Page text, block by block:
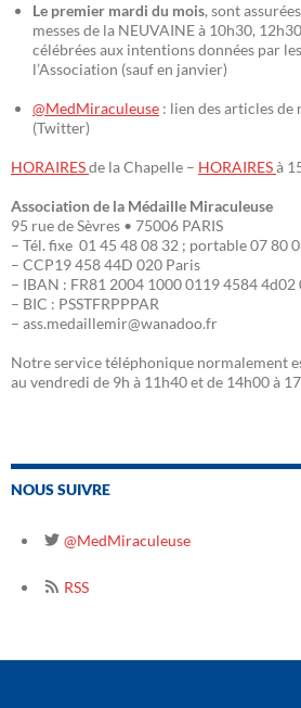
Le premier mardi du mois, sont
messes de la NEUVAINE à 10h30,
célébrées aux intentions données par
l’Association (sauf en janvier)
@MedMiraculeuse : lien des articles
(Twitter)
HORAIRESde la Chapelle – HORAIRESà
Association de la Médaille Miraculeuse
95 rue de Sèvres • 75006 PARIS
– Tél. fixe 01 45 48 08 32 ; portable 07 80
– CCP19 458 44D 020 Paris
– IBAN : FR81 2004 1000 0119 4584 4d02
– BIC : PSSTFRPPPAR
– ass.medaillemir@wanadoo.fr
Notre service téléphonique normalement
au vendredi de 9h à 11h40 et de 14h00 à
NOUS SUIVRE
@MedMiraculeuse
RSS